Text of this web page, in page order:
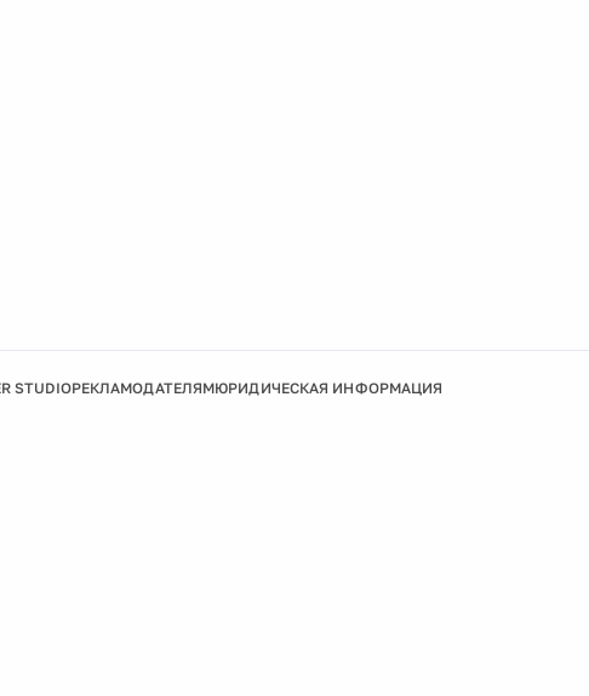
STUDIOРЕКЛАМОДАТЕЛЯМЮРИДИЧЕСКАЯ ИНФОРМАЦИЯ